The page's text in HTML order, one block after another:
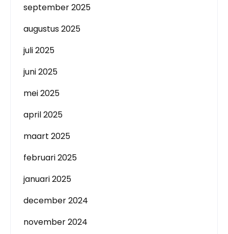
september 2025
augustus 2025
juli 2025
juni 2025
mei 2025
april 2025
maart 2025
februari 2025
januari 2025
december 2024
november 2024